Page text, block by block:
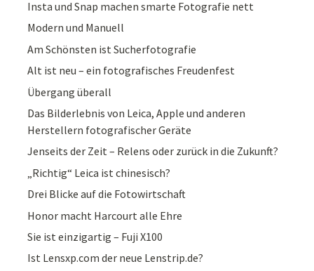
Insta und Snap machen smarte Fotografie nett
Modern und Manuell
Am Schönsten ist Sucherfotografie
Alt ist neu – ein fotografisches Freudenfest
Übergang überall
Das Bilderlebnis von Leica, Apple und anderen
Herstellern fotografischer Geräte
Jenseits der Zeit – Relens oder zurück in die Zukunft?
„Richtig“ Leica ist chinesisch?
Drei Blicke auf die Fotowirtschaft
Honor macht Harcourt alle Ehre
Sie ist einzigartig – Fuji X100
Ist Lensxp.com der neue Lenstrip.de?